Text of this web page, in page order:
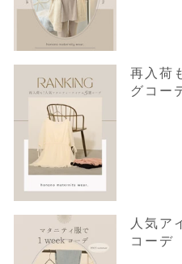
再入荷
グコー
人気ア
コーデ